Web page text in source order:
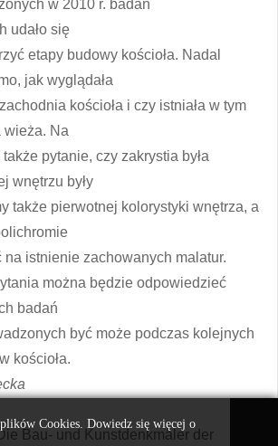
w 2010 r. badań
udało się
etapy budowy kościoła. Nadal
jak wyglądała
kościoła i czy istniała w tym
wieża. Na
pytanie, czy zakrystia była
wnętrzu były
także pierwotnej kolorystyki wnętrza, a
na istnienie zachowanych malatur.
można będzie odpowiedzieć
badań
być może podczas kolejnych
kościoła.
Bau- und Kunstdenkmäler der
Cookies. Dowiedz się więcej o